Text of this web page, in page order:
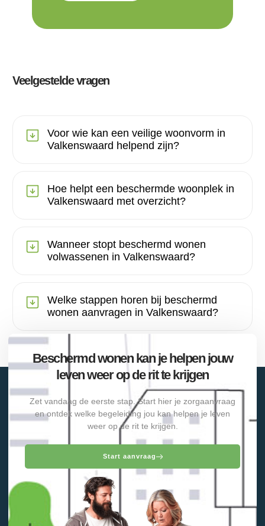
Veelgestelde vragen
Voor wie kan een veilige woonvorm in
Valkenswaard helpend zijn?
Hoe helpt een beschermde woonplek in
Valkenswaard met overzicht?
Wanneer stopt beschermd wonen
volwassenen in Valkenswaard?
Welke stappen horen bij beschermd
wonen aanvragen in Valkenswaard?
Beschermd wonen kan je helpen jouw
leven weer op de rit te krijgen
Zet vandaag de eerste stap. Start hier je zorgaanvraag
en ontdek welke begeleiding jou kan helpen je leven
weer op de rit te krijgen.
Start aanvraag